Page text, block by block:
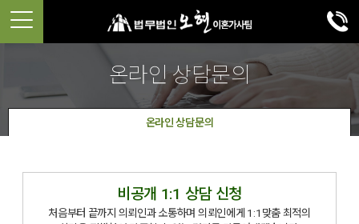
온라인 상담문의
온라인 상담문의
비공개 1:1 상담 신청
처음부터 끝까지 의뢰인과 소통하며 의뢰인에게 1:1맞춤 최적의